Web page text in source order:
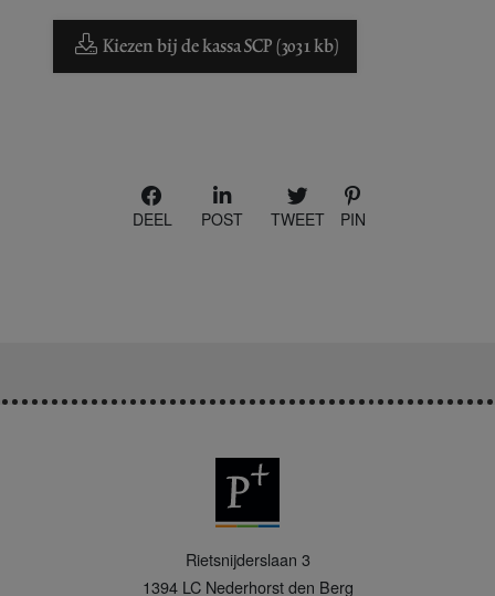
Kiezen bij de kassa SCP (3031 kb)
DEEL POST TWEET PIN
Rietsnijderslaan 3
1394 LC Nederhorst den Berg